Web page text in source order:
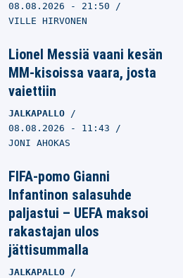
08.08.2026 - 21:50
VILLE HIRVONEN
Lionel Messiä vaani kesän
MM-kisoissa vaara, josta
vaiettiin
JALKAPALLO
08.08.2026 - 11:43
JONI AHOKAS
FIFA-pomo Gianni
Infantinon salasuhde
paljastui – UEFA maksoi
rakastajan ulos
jättisummalla
JALKAPALLO